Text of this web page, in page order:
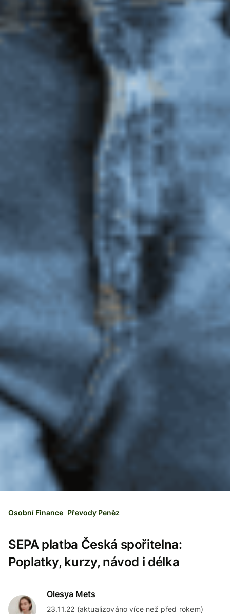
Osobní Finance Převody Peněz
SEPA platba Česká spořitelna:
Poplatky, kurzy, návod i délka
Olesya Mets
23.11.22 (aktualizováno více než před rokem)